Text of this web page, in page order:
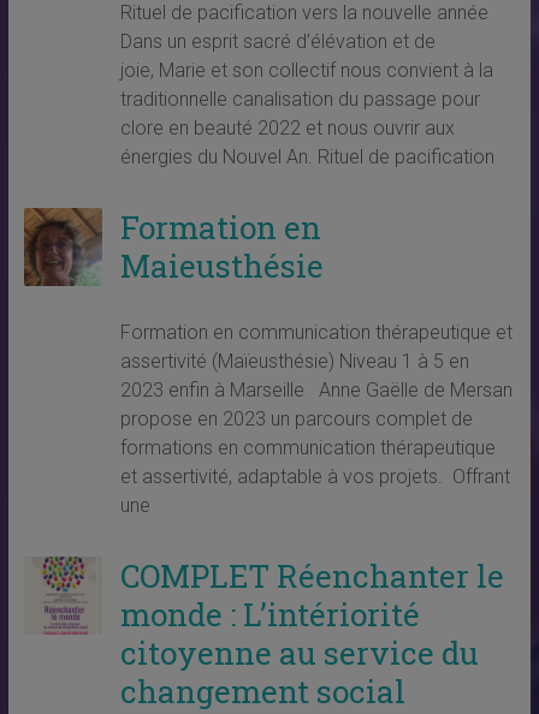
Rituel de pacification vers la nouvelle année
Dans un esprit sacré d’élévation et de
joie, Marie et son collectif nous convient à la
traditionnelle canalisation du passage pour
clore en beauté 2022 et nous ouvrir aux
énergies du Nouvel An. Rituel de pacification
Formation en
Maieusthésie
Formation en communication thérapeutique et
assertivité (Maïeusthésie) Niveau 1 à 5 en
2023 enfin à Marseille Anne Gaëlle de Mersan
propose en 2023 un parcours complet de
formations en communication thérapeutique
et assertivité, adaptable à vos projets. Offrant
une
COMPLET Réenchanter le
monde : L’intériorité
citoyenne au service du
changement social